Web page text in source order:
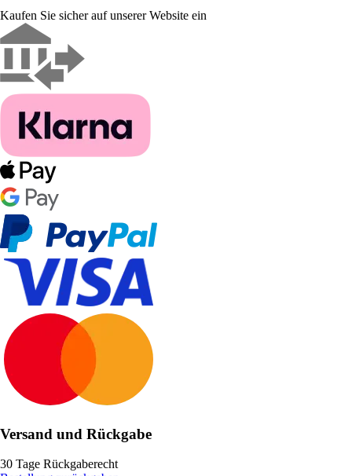
Kaufen Sie sicher auf unserer Website ein
Versand und Rückgabe
30 Tage Rückgaberecht